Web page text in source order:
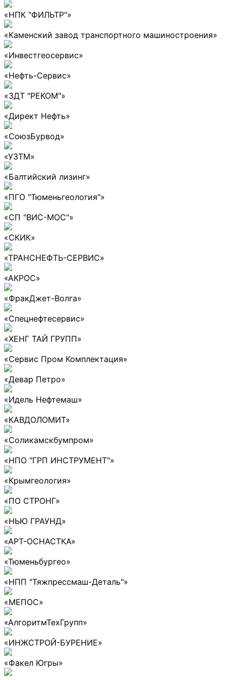
«НПК "ФИЛЬТР"»
«Каменский завод транспортного машиностроения»
«Инвестгеосервис»
«Нефть-Сервис»
«ЗДТ "РЕКОМ"»
«Директ Нефть»
«СоюзБурвод»
«УЗТМ»
«Балтийский лизинг»
«ПГО "Тюменьгеология"»
«СП "ВИС-МОС"»
«СКИК»
«ТРАНСНЕФТЬ-СЕРВИС»
«АКРОС»
«ФракДжет-Волга»
«Спецнефтесервис»
«ХЕНГ ТАЙ ГРУПП»
«Сервис Пром Комплектация»
«Девар Петро»
«Идель Нефтемаш»
«КАВДОЛОМИТ»
«Соликамскбумпром»
«НПО "ГРП ИНСТРУМЕНТ"»
«Крымгеология»
«ПО СТРОНГ»
«НЬЮ ГРАУНД»
«АРТ-ОСНАСТКА»
«Тюменьбургео»
«НПП "Тяжпрессмаш-Деталь"»
«МЕПОС»
«АлгоритмТехГрупп»
«ИНЖСТРОЙ-БУРЕНИЕ»
«Факел Югры»